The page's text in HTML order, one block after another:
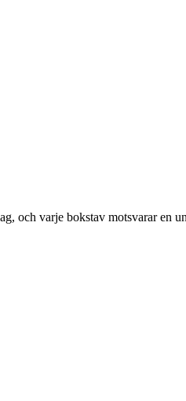
och varje bokstav motsvarar en